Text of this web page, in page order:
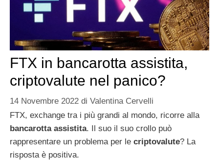
FTX in bancarotta assistita,
criptovalute nel panico?
14 Novembre 2022 di Valentina Cervelli
FTX, exchange tra i più grandi al mondo, ricorre alla
bancarotta assistita. Il suo il suo crollo può
rappresentare un problema per le criptovalute? La
risposta è positiva.